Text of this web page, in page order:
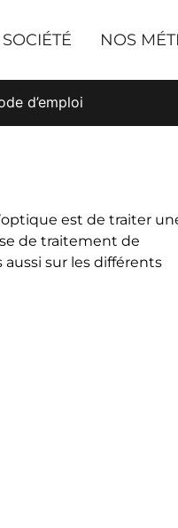
NOS
d’emploi
est de traiter
de traitement de
aussi sur les différents